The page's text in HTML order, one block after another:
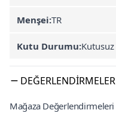
Menşei:TR
Kutu Durumu:Kutusuz
DEĞERLENDIRMELER
Mağaza Değerlendirmeleri